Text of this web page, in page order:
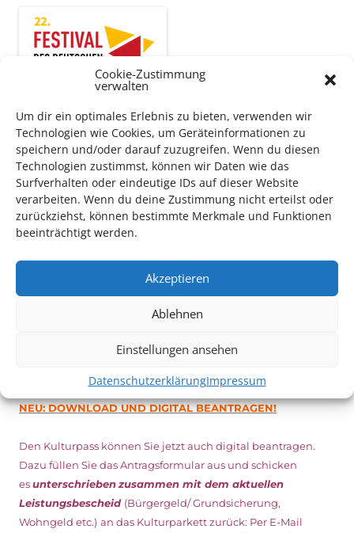
Cookie-Zustimmung
verwalten
Um dir ein optimales Erlebnis zu bieten, verwenden wir
Technologien wie Cookies, um Geräteinformationen zu
speichern und/oder darauf zuzugreifen. Wenn du diesen
Technologien zustimmst, können wir Daten wie das
Surfverhalten oder eindeutige IDs auf dieser Website
verarbeiten. Wenn du deine Zustimmung nicht erteilst oder
zurückziehst, können bestimmte Merkmale und Funktionen
beeinträchtigt werden.
Akzeptieren
Ablehnen
Einstellungen ansehen
DatenschutzerklärungImpressum
Auch dieses Jahr findet wieder das Festival des deutschen
Filmsin Ludwigshafen statt.
Vom 19. August bist zum 9. SeptemberhabenKulturpass-
Inhaber*innen freien Eintritt
Weitere Details zum Festival finden Sie
NEU: DOWNLOAD UND DIGITAL BEANTRAGEN!
Den Kulturpass können Sie jetzt auch digital beantragen.
Dazu füllen Sie das Antragsformular aus und schicken
esunterschriebenzusammen mit dem aktuellen
Leistungsbescheid (Bürgergeld/ Grundsicherung,
Wohngeld etc.) an das Kulturparkett zurück: Per E-Mail